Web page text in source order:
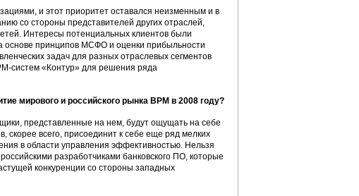
и этот приоритет оставался неизменным и в
со стороны представителей других отраслей,
Интересы потенциальных клиентов были
основе принципов МСФО и оценки прибыльности
задач для разных отраслевых сегментов
систем «Контур» для решения ряда
мирового и российского рынка BPM в 2008 году?
представленные на нем, будут ощущать на себе
всего, присоединит к себе еще ряд мелких
в области управления эффективностью. Нельзя
разработчиками банковского ПО, которые
конкуренции со стороны западных